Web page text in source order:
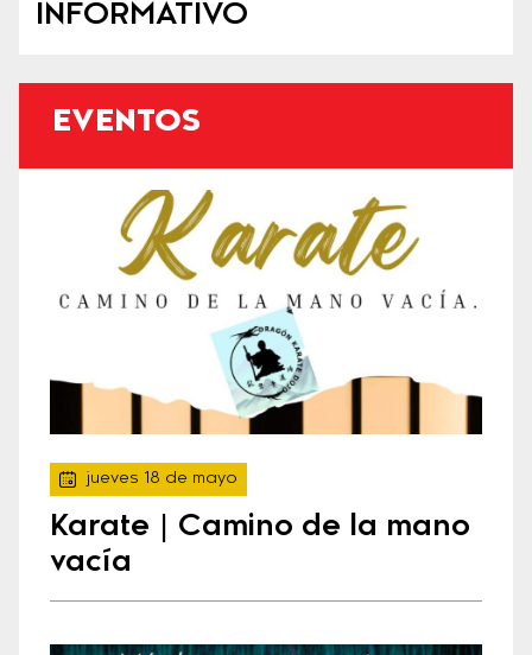
INFORMATIVO
EVENTOS
jueves 18 de mayo
Karate | Camino de la mano
vacía